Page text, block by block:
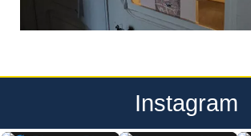
Instagram